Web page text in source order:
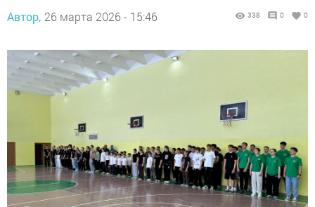
Автор, 26 марта 2026 - 15:46 338 0 0